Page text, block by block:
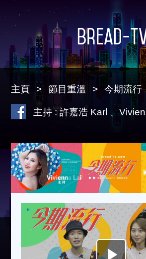
Bread-
主頁 節目重溫 今期流行
主持 : 許嘉浩 Karl 、
Play